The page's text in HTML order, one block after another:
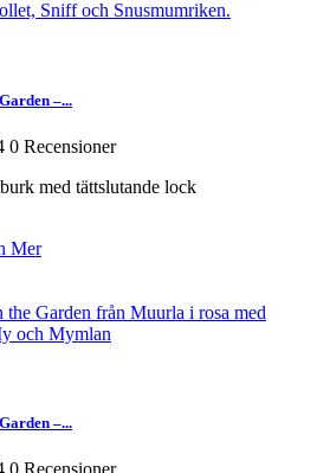
–...
0 Recensioner
med tättslutande lock
Mer
–...
0 Recensioner